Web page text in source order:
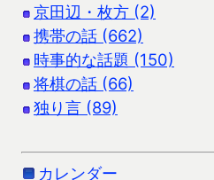
京田辺・枚方 (2)
携帯の話 (662)
時事的な話題 (150)
将棋の話 (66)
独り言 (89)
カレンダー